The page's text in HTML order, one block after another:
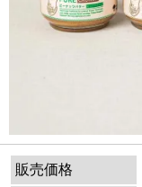
販売価格